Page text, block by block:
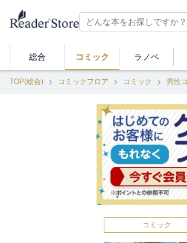
総合 コミック ラノベ
TOP(総合) コミックフロア コミック 男性
コミック